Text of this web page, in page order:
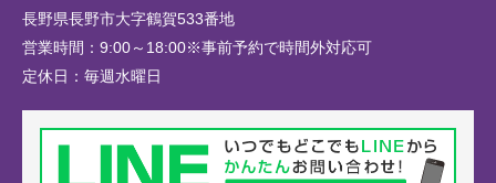
長野県長野市大字鶴賀533番地
営業時間： 9:00～18:00※事前予約で時間外対応可
定休日： 毎週水曜日